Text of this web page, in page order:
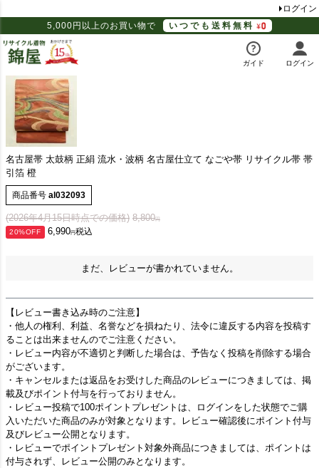
ログイン
5,000円以上のお買い物で
いつでも送料無料
ガイド ログイン
名古屋帯 太鼓柄 正絹 流水・波柄 名古屋仕立て なごや帯 リサイクル帯 帯
引箔 橙
商品番号 al032093
(2026年4月15日時点での価格) 8,800
20%OFF 6,990 税込
まだ、レビューが書かれていません。
【レビュー書き込み時のご注意】
・他人の権利、利益、名誉などを損ねたり、法令に違反する内容を投稿す
ることは出来ませんのでご注意ください。
・レビュー内容が不適切と判断した場合は、予告なく投稿を削除する場合
がございます。
・キャンセルまたは返品をお受けした商品のレビューにつきましては、掲
載及びポイント付与を行っておりません。
・レビュー投稿で100ポイントプレゼントは、ログインをした状態でご購
入いただいた商品のみが対象となります。レビュー確認後にポイント付与
及びレビュー公開となります。
・レビューでポイントプレゼント対象外商品につきましては、ポイントは
付与されず、レビュー公開のみとなります。